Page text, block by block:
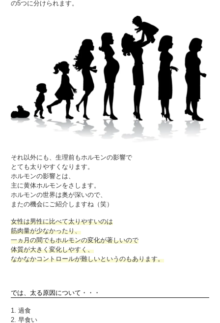
の5つに分けられます。
それ以外にも、生理前もホルモンの影響で
とても太りやすくなります。
ホルモンの影響とは、
主に黄体ホルモンをさします。
ホルモンの世界は奥が深いので、
またの機会にご紹介しますね（笑）
女性は男性に比べて太りやすいのは
筋肉量が少なかったり、
一ヵ月の間でもホルモンの変化が著しいので
体質が大きく変化しやすく、
なかなかコントロールが難しいというのもあります。
では、太る原因について・・・
1. 過食
2. 早食い